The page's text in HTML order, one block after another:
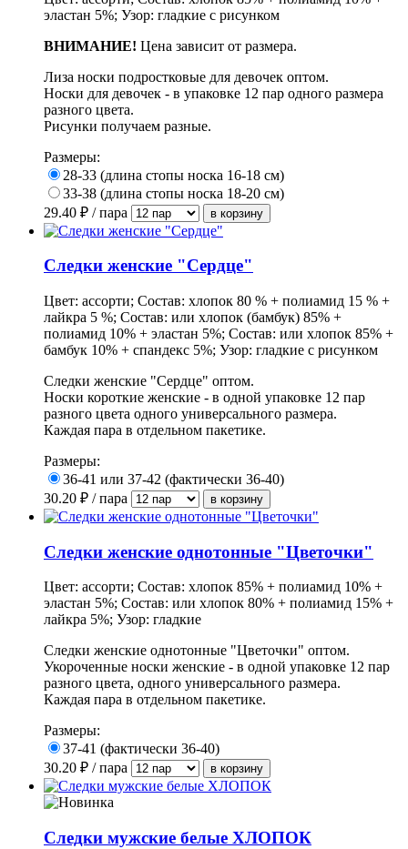
эластан 5%; Узор: гладкие с рисунком
ВНИМАНИЕ! Цена зависит от размера.
Лиза носки подростковые для девочек оптом.
Носки для девочек - в упаковке 12 пар одного размера
разного цвета.
Рисунки получаем разные.
Размеры:
28-33 (длина стопы носка 16-18 см)
33-38 (длина стопы носка 18-20 см)
29.40 ₽ / пара
Следки женские "Сердце"
Цвет: ассорти; Состав: хлопок 80 % + полиамид 15 % +
лайкра 5 %; Состав: или хлопок (бамбук) 85% +
полиамид 10% + эластан 5%; Состав: или хлопок 85% +
бамбук 10% + спандекс 5%; Узор: гладкие с рисунком
Следки женские "Сердце" оптом.
Носки короткие женские - в одной упаковке 12 пар
разного цвета одного универсального размера.
Каждая пара в отдельном пакетике.
Размеры:
36-41 или 37-42 (фактически 36-40)
30.20 ₽ / пара
Следки женские однотонные "Цветочки"
Цвет: ассорти; Состав: хлопок 85% + полиамид 10% +
эластан 5%; Состав: или хлопок 80% + полиамид 15% +
лайкра 5%; Узор: гладкие
Следки женские однотонные "Цветочки" оптом.
Укороченные носки женские - в одной упаковке 12 пар
разного цвета, одного универсального размера.
Каждая пара в отдельном пакетике.
Размеры:
37-41 (фактически 36-40)
30.20 ₽ / пара
Следки мужские белые ХЛОПОК